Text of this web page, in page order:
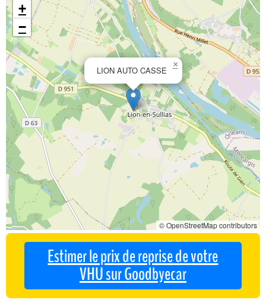
LION AUTO CASSE
×
+
−
© OpenStreetMap contributors
Estimer le prix de reprise de votre
VHU sur Goodbyecar